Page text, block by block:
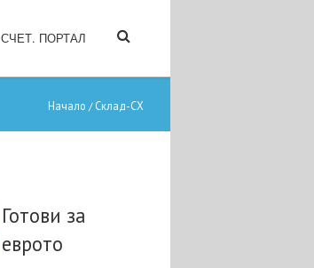
СЧЕТ. ПОРТАЛ
Начало / Склад-СХ
Готови за
еврото